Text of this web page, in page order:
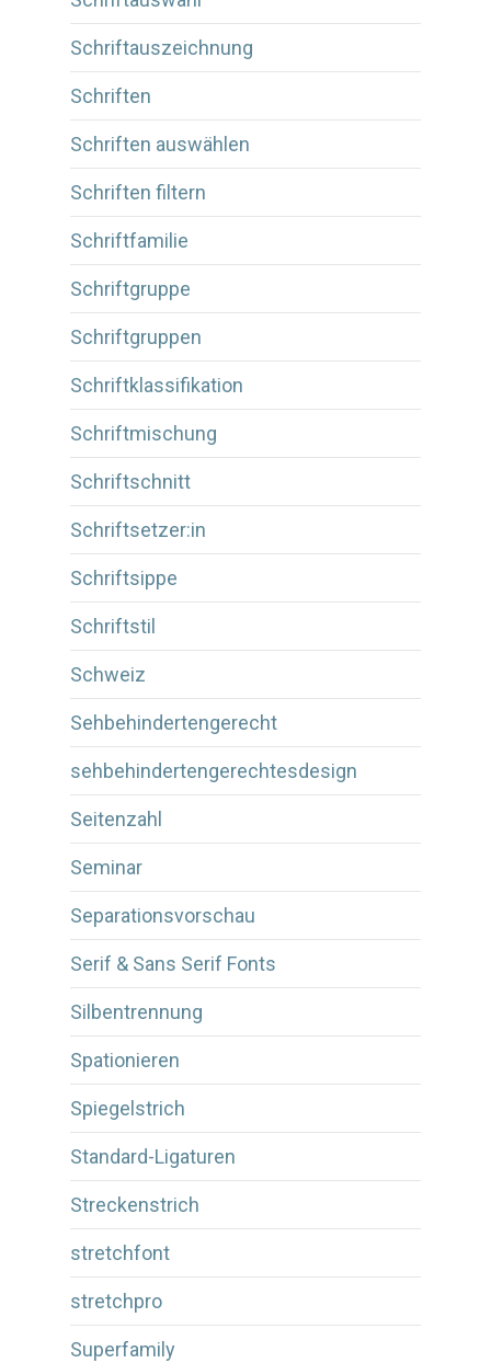
Schriftauszeichnung
Schriften
Schriften auswählen
Schriften filtern
Schriftfamilie
Schriftgruppe
Schriftgruppen
Schriftklassifikation
Schriftmischung
Schriftschnitt
Schriftsetzer:in
Schriftsippe
Schriftstil
Schweiz
Sehbehindertengerecht
sehbehindertengerechtesdesign
Seitenzahl
Seminar
Separationsvorschau
Serif & Sans Serif Fonts
Silbentrennung
Spationieren
Spiegelstrich
Standard-Ligaturen
Streckenstrich
stretchfont
stretchpro
Superfamily